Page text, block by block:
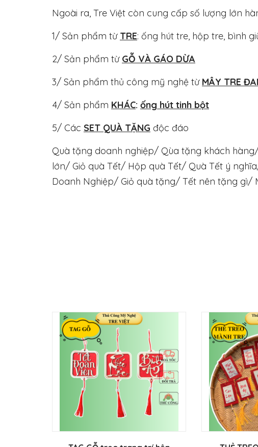
Ngoài ra, Tre Việt còn cung cấp số lượng lớn
1/ Sản phẩm từ TRE: ống hút tre, hộp tre, bình
2/ Sản phẩm từ GỖ VÀ GÁO DỪA
3/ Sản phẩm thủ công mỹ nghệ từ MÂY TRE
4/ Sản phẩm KHÁC: ống hút tinh bột
5/ Các SET QUÀ TẶNG độc đáo
Quà tặng doanh nghiệp/ Qùa tặng khách
lớn/ Giỏ quà Tết/ Hộp quà Tết/ Quà Tết ý
Doanh Nghiệp/ Giỏ quà tặng/ Tết nên tặng gì/